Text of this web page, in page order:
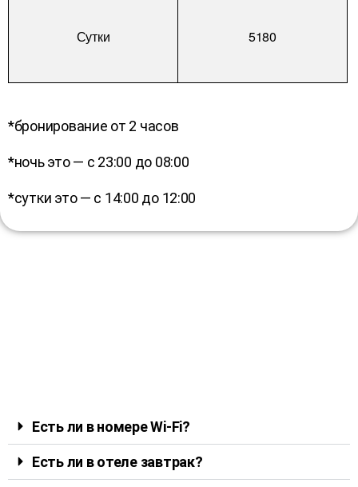
Сутки 5180
*бронирование от 2 часов
*ночь это — с 23:00 до 08:00
*сутки это — с 14:00 до 12:00
Есть ли в номере Wi-Fi?
Есть ли в отеле завтрак?